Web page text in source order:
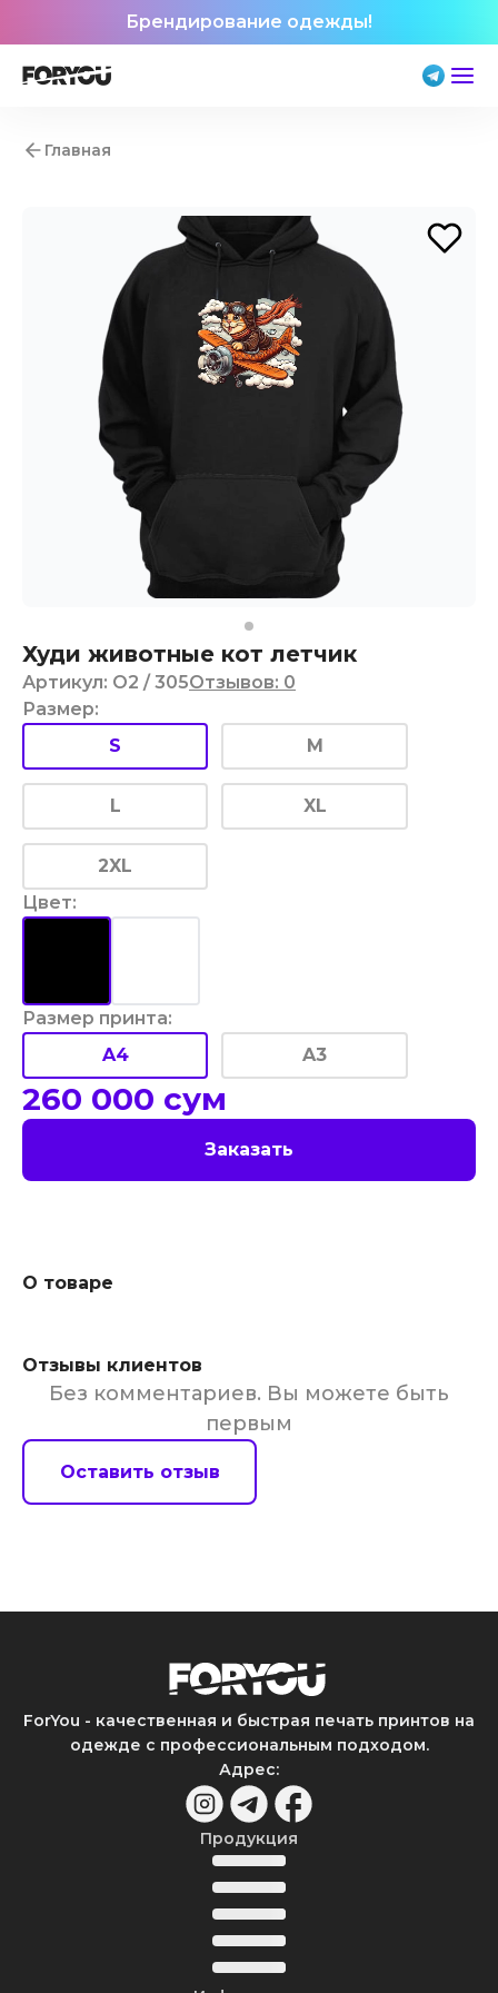
Брендирование одежды!
Главная
Худи животные кот летчик
Артикул: O2 / 305Отзывов: 0
Размер:
S
M
L XL
2XL
Цвет:
Размер принта:
A4
A3
260 000 сум
Заказать
О товаре
Отзывы клиентов
Без комментариев. Вы можете быть
первым
Оставить отзыв
ForYou - качественная и быстрая печать принтов на
одежде с профессиональным подходом.
Адрес:
Продукция